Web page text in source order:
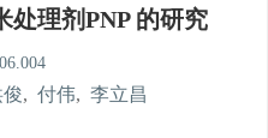
处理剂PNP 的研究
, 付伟, 李立昌